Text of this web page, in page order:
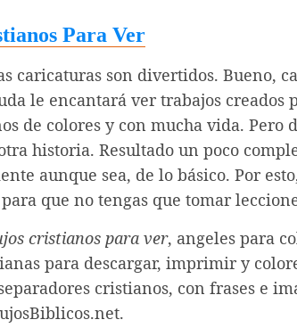
Para Ver
caricaturas son divertidos. Bueno,
le encantará ver trabajos creados
de colores y con mucha vida. Pero
historia. Resultado un poco
aunque sea, de lo básico. Por
que no tengas que tomar
cristianos para ver, angeles para
para descargar, imprimir y
cristianos, con frases e